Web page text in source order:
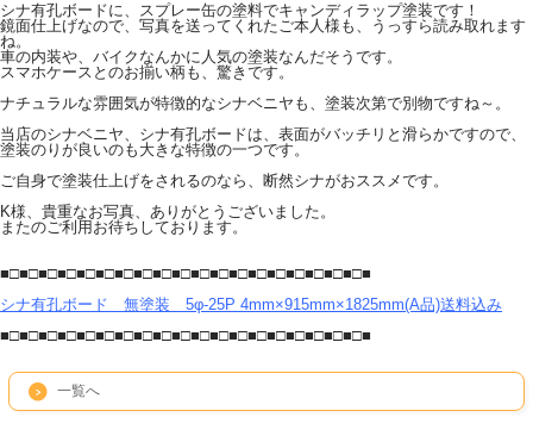
シナ有孔ボードに、スプレー缶の塗料でキャンディラップ塗装です！
鏡面仕上げなので、写真を送ってくれたご本人様も、うっすら読み取れます
ね。
車の内装や、バイクなんかに人気の塗装なんだそうです。
スマホケースとのお揃い柄も、驚きです。
ナチュラルな雰囲気が特徴的なシナベニヤも、塗装次第で別物ですね～。
当店のシナベニヤ、シナ有孔ボードは、表面がバッチリと滑らかですので、
塗装のりが良いのも大きな特徴の一つです。
ご自身で塗装仕上げをされるのなら、断然シナがおススメです。
K様、貴重なお写真、ありがとうございました。
またのご利用お待ちしております。
■□■□■□■□■□■□■□■□■□■□■□■□■□■□■□■□■□■□■□■
シナ有孔ボード 無塗装 5φ-25P 4mm×915mm×1825mm(A品)送料込み
■□■□■□■□■□■□■□■□■□■□■□■□■□■□■□■□■□■□■□■
一覧へ